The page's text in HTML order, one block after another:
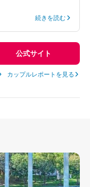
続きを読む
公式サイト
カップルレポートを見る